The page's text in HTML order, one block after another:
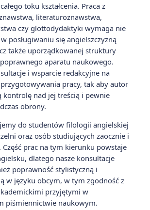
toku kształcenia. Praca z
literaturoznawstwa,
czy glottodydaktyki wymaga nie
posługiwaniu się angielszczyzną
także uporządkowanej struktury
aparatu naukowego.
i wsparcie redakcyjne na
pracy, tak aby autor
kontrolę nad jej treścią i pewnie
obrony.
do studentów filologii angielskiej
oraz osób studiujących zaocznie i
prac na tym kierunku powstaje
dlatego nasze konsultacje
poprawność stylistyczną i
w języku obcym, w tym zgodność z
przyjętymi w
piśmiennictwie naukowym.